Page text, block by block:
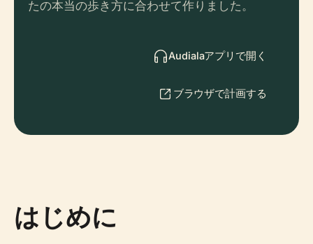
たの本当の歩き方に合わせて作りました。
Audialaアプリで開く
ブラウザで計画する
はじめに